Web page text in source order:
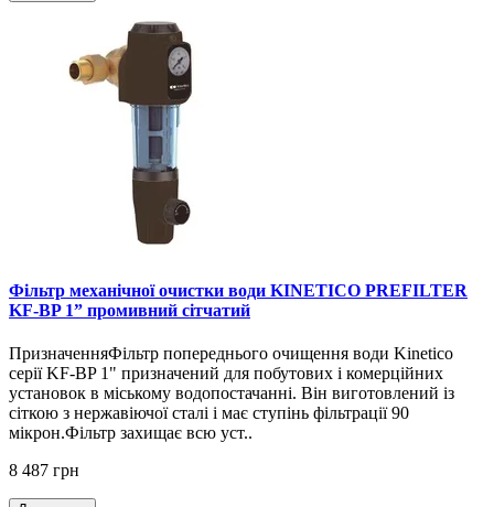
Фільтр механічної очистки води KINETICO PREFILTER
KF-BP 1” промивний сітчатий
ПризначенняФільтр попереднього очищення води Kinetico
серії KF-BP 1" призначений для побутових і комерційних
установок в міському водопостачанні. Він виготовлений із
сіткою з нержавіючої сталі і має ступінь фільтрації 90
мікрон.Фільтр захищає всю уст..
8 487 грн